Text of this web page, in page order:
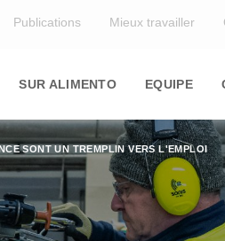
Publications Mieux travailler
SUR ALIMENTO EQUIPE
SONT UN TREMPLIN VERS L'EMPLOI